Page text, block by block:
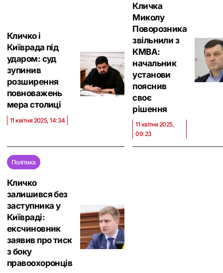
Кличко і
Київрада під
ударом: суд
зупинив
розширення
повноважень
мера столиці
11 квітня 2025, 14:34
Кличка
Миколу
Поворозника
звільнили з
КМВА:
начальник
установи
пояснив
своє
рішення
11 квітня 2025,
09:23
Політика
Кличко
залишився без
заступника у
Київраді:
ексчиновник
заявив про тиск
з боку
правоохоронців